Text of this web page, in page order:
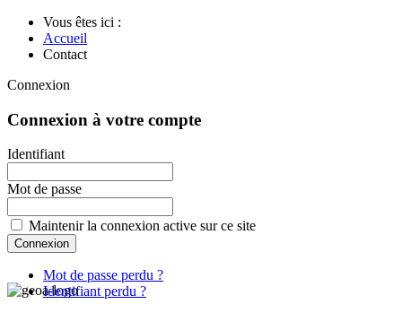
Vous êtes ici :
Accueil
Contact
Connexion
Connexion à votre compte
Identifiant
Mot de passe
Maintenir la connexion active sur ce site
Mot de passe perdu ?
Identifiant perdu ?